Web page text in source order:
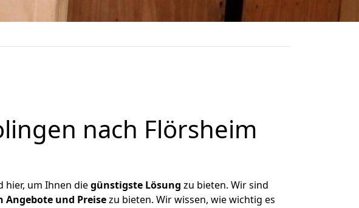
nach Flörsheim
hier, um Ihnen diegünstigste Lösung zu bieten. Wir sind
Angebote und Preisezu bieten. Wir wissen, wie wichtig es